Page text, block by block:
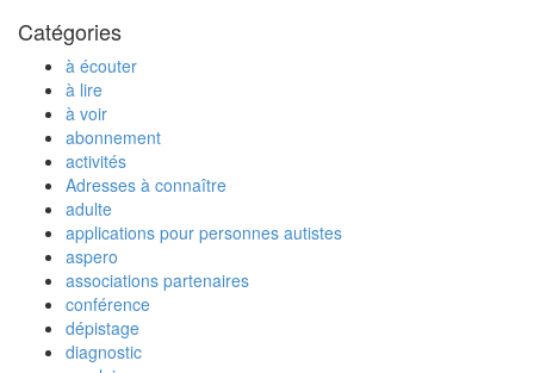
Catégories
à écouter
à lire
à voir
abonnement
activités
Adresses à connaître
adulte
applications pour personnes autistes
aspero
associations partenaires
conférence
dépistage
diagnostic